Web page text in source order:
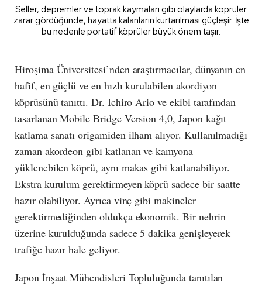
Seller, depremler ve toprak kaymaları gibi olaylarda köprüler
zarar gördüğünde, hayatta kalanların kurtarılması güçleşir. İşte
bu nedenle portatif köprüler büyük önem taşır.
Hiroşima Üniversitesi’nden araştırmacılar, dünyanın en
hafif, en güçlü ve en hızlı kurulabilen akordiyon
köprüsünü tanıttı. Dr. Ichiro Ario ve ekibi tarafından
tasarlanan Mobile Bridge Version 4,0, Japon kağıt
katlama sanatı origamiden ilham alıyor. Kullanılmadığı
zaman akordeon gibi katlanan ve kamyona
yüklenebilen köprü, aynı makas gibi katlanabiliyor.
Ekstra kurulum gerektirmeyen köprü sadece bir saatte
hazır olabiliyor. Ayrıca vinç gibi makineler
gerektirmediğinden oldukça ekonomik. Bir nehrin
üzerine kurulduğunda sadece 5 dakika genişleyerek
trafiğe hazır hale geliyor.
Japon İnşaat Mühendisleri Topluluğunda tanıtılan